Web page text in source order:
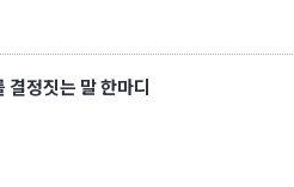
결정짓는 말 한마디